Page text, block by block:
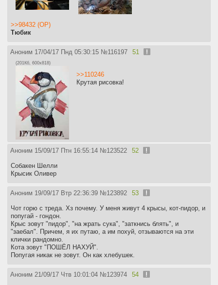
>>98432 (OP)
Тюбик
Аноним 17/04/17 Пнд 05:30:15 №116197 51
(201Кб, 600x818)
>>110246
Крутая рисовка!
Аноним 15/09/17 Птн 16:55:14 №123522 52
Собакен Шелли
Крысик Оливер
Аноним 19/09/17 Втр 22:36:39 №123892 53
Чот горю с треда. Хз почему. У меня живут 4 крысы, кот-пидор, и
попугай - гондон.
Крыс зовут "пидор", "на жрать сука", "заткнись блять", и
"заебал". Причем, я их путаю, а им похуй, отзываются на эти
клички рандомно.
Кота зовут "ПОШЁЛ НАХУЙ".
Попугая никак не зовут. Он как хлебушек.
Аноним 21/09/17 Чтв 10:01:04 №123974 54